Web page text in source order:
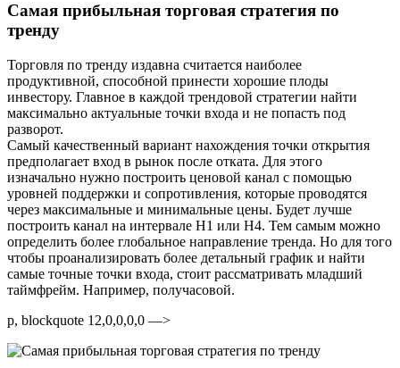
Самая прибыльная торговая стратегия по
тренду
Торговля по тренду издавна считается наиболее
продуктивной, способной принести хорошие плоды
инвестору. Главное в каждой трендовой стратегии найти
максимально актуальные точки входа и не попасть под
разворот.
Самый качественный вариант нахождения точки открытия
предполагает вход в рынок после отката. Для этого
изначально нужно построить ценовой канал с помощью
уровней поддержки и сопротивления, которые проводятся
через максимальные и минимальные цены. Будет лучше
построить канал на интервале H1 или H4. Тем самым можно
определить более глобальное направление тренда. Но для того
чтобы проанализировать более детальный график и найти
самые точные точки входа, стоит рассматривать младший
таймфрейм. Например, получасовой.
p, blockquote 12,0,0,0,0 —>